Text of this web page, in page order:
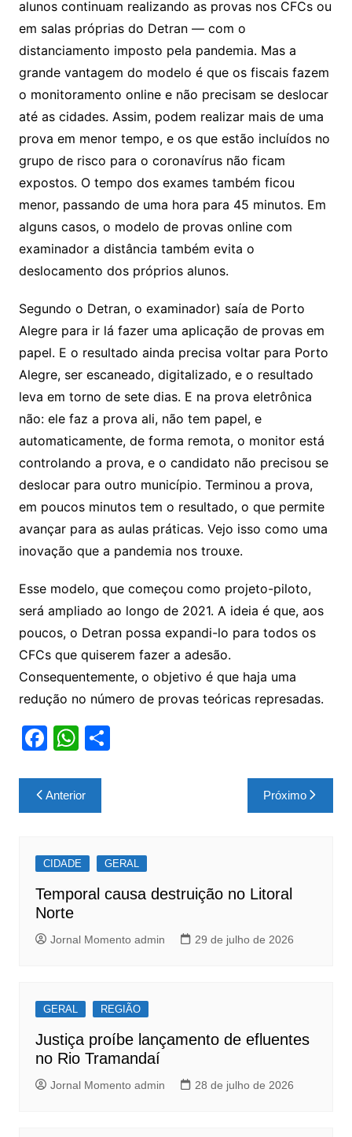
alunos continuam realizando as provas nos CFCs ou
em salas próprias do Detran — com o
distanciamento imposto pela pandemia. Mas a
grande vantagem do modelo é que os fiscais fazem
o monitoramento online e não precisam se deslocar
até as cidades. Assim, podem realizar mais de uma
prova em menor tempo, e os que estão incluídos no
grupo de risco para o coronavírus não ficam
expostos. O tempo dos exames também ficou
menor, passando de uma hora para 45 minutos. Em
alguns casos, o modelo de provas online com
examinador a distância também evita o
deslocamento dos próprios alunos.
Segundo o Detran, o examinador) saía de Porto
Alegre para ir lá fazer uma aplicação de provas em
papel. E o resultado ainda precisa voltar para Porto
Alegre, ser escaneado, digitalizado, e o resultado
leva em torno de sete dias. E na prova eletrônica
não: ele faz a prova ali, não tem papel, e
automaticamente, de forma remota, o monitor está
controlando a prova, e o candidato não precisou se
deslocar para outro município. Terminou a prova,
em poucos minutos tem o resultado, o que permite
avançar para as aulas práticas. Vejo isso como uma
inovação que a pandemia nos trouxe.
Esse modelo, que começou como projeto-piloto,
será ampliado ao longo de 2021. A ideia é que, aos
poucos, o Detran possa expandi-lo para todos os
CFCs que quiserem fazer a adesão.
Consequentemente, o objetivo é que haja uma
redução no número de provas teóricas represadas.
F
c
e
o
o
k
W
at
s
p
p
S
Navegação
de
Anterior Próximo
CIDADE GERAL
Temporal causa destruição no Litoral
Norte
Jornal Momento admin 29 de julho de 2026
GERAL REGIÃO
Justiça proíbe lançamento de efluentes
no Rio Tramandaí
Jornal Momento admin 28 de julho de 2026